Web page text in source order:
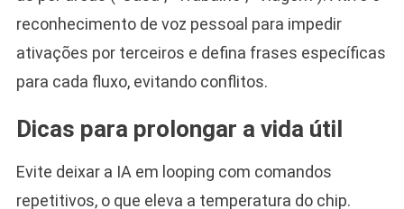
reconhecimento de voz pessoal para impedir
ativações por terceiros e defina frases específicas
para cada fluxo, evitando conflitos.
Dicas para prolongar a vida útil
Evite deixar a IA em looping com comandos
repetitivos, o que eleva a temperatura do chip.